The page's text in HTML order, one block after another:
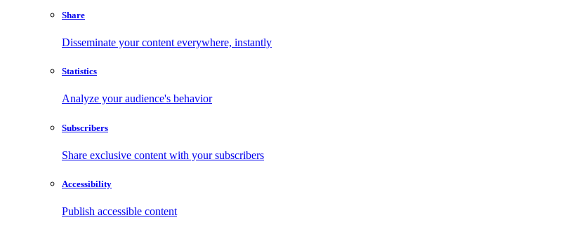
Share
Disseminate your content everywhere, instantly
Statistics
Analyze your audience's behavior
Subscribers
Share exclusive content with your subscribers
Accessibility
Publish accessible content